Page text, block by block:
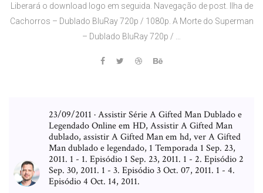
Liberará o download logo em seguida. Navegação de post. Ilha de
Cachorros – Dublado BluRay 720p / 1080p. A Morte do Superman
– Dublado BluRay 720p / …
23/09/2011 · Assistir Série A Gifted Man Dublado e
Legendado Online em HD, Assistir A Gifted Man
dublado, assistir A Gifted Man em hd, ver A Gifted
Man dublado e legendado, 1 Temporada 1 Sep. 23,
2011. 1 - 1. Episódio 1 Sep. 23, 2011. 1 - 2. Episódio 2
Sep. 30, 2011. 1 - 3. Episódio 3 Oct. 07, 2011. 1 - 4.
Episódio 4 Oct. 14, 2011.